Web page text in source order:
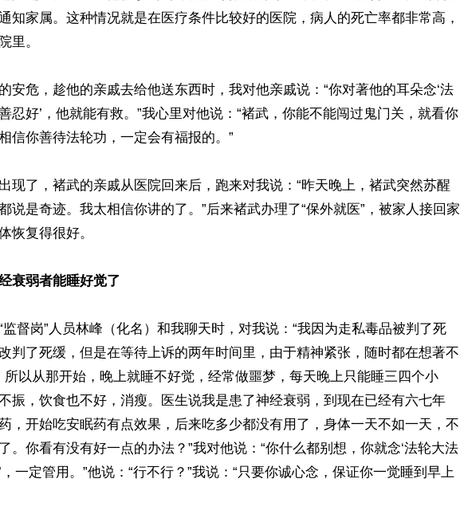
知家属。这种情况就是在医疗条件比较好的医院，病人的死亡率都非常高，
里。
安危，趁他的亲戚去给他送东西时，我对他亲戚说：“你对著他的耳朵念‘法
忍好’，他就能有救。”我心里对他说：“褚武，你能不能闯过鬼门关，就看你
信你善待法轮功，一定会有福报的。”
现了，褚武的亲戚从医院回来后，跑来对我说：“昨天晚上，褚武突然苏醒
说是奇迹。我太相信你讲的了。”后来褚武办理了“保外就医”，被家人接回家
恢复得很好。
衰弱者能睡好觉了
监督岗”人员林峰（化名）和我聊天时，对我说：“我因为走私毒品被判了死
判了死缓，但是在等待上诉的两年时间里，由于精神紧张，随时都在想著不
所以从那开始，晚上就睡不好觉，经常做噩梦，每天晚上只能睡三四个小
振，饮食也不好，消瘦。医生说我是患了神经衰弱，到现在已经有六七年
，开始吃安眠药有点效果，后来吃多少都没有用了，身体一天不如一天，不
。你看有没有好一点的办法？”我对他说：“你什么都别想，你就念‘法轮大法
一定管用。”他说：“行不行？”我说：“只要你诚心念，保证你一觉睡到早上